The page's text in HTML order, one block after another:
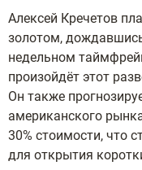
Алексей Кречетов
золотом,
недельном
произойдёт этот
Он также
американского
30% стоимости, что
для открытия